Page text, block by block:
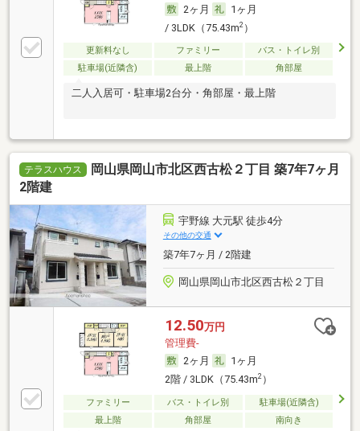
2ヶ月
1ヶ月
/ 3LDK（75.43m2）
更新料なし ファミリー
バス・トイレ別
駐車場(近隣含)
最上階 角部屋
二人入居可・駐車場2台分・角部屋・最上階
テラスハウス
岡山県岡山市北区西古松２丁目 築7年7ヶ月
2階建
宇野線 大元駅 徒歩4分
その他の交通
築7年7ヶ月 / 2階建
岡山県岡山市北区西古松２丁目
12.50万円
管理費-
2ヶ月
1ヶ月
2階 / 3LDK（75.43m2）
ファミリー バス・トイレ別
駐車場(近隣含)
最上階
角部屋 南向き